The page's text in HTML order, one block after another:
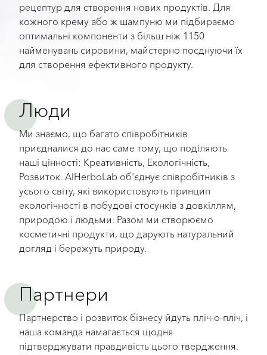
рецептур для створення нових продуктів. Для
кожного крему або ж шампуню ми підбираємо
оптимальні компоненти з більш ніж 1150
найменувань сировини, майстерно поєднуючи їх
для створення ефективного продукту.
Люди
Ми знаємо, що багато співробітників
приєдналися до нас саме тому, що поділяють
наші цінності: Креативність, Екологічність,
Розвиток. AlHerboLab об'єднує співробітників з
усього світу, які використовують принцип
екологічності в побудові стосунків з довкіллям,
природою і людьми. Разом ми створюємо
косметичні продукти, що дарують натуральний
догляд і бережуть природу.
Партнери
Партнерство і розвиток бізнесу йдуть пліч-о-пліч, і
наша команда намагається щодня
підтверджувати правдивість цього твердження.